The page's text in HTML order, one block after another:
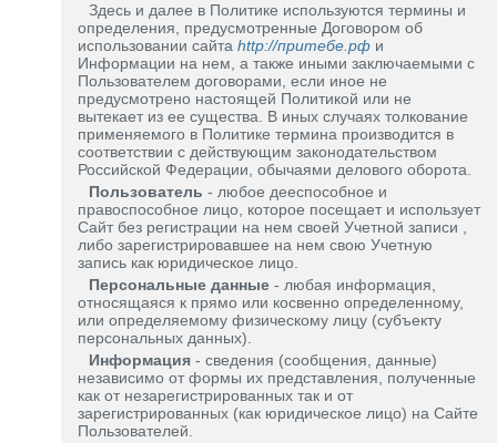
Здесь и далее в Политике используются термины и
определения, предусмотренные Договором об
использовании сайта http://притебе.рф и
Информации на нем, а также иными заключаемыми с
Пользователем договорами, если иное не
предусмотрено настоящей Политикой или не
вытекает из ее существа. В иных случаях толкование
применяемого в Политике термина производится в
соответствии с действующим законодательством
Российской Федерации, обычаями делового оборота.
Пользователь - любое дееспособное и
правоспособное лицо, которое посещает и использует
Сайт без регистрации на нем своей Учетной записи ,
либо зарегистрировавшее на нем свою Учетную
запись как юридическое лицо.
Персональные данные - любая информация,
относящаяся к прямо или косвенно определенному,
или определяемому физическому лицу (субъекту
персональных данных).
Информация - сведения (сообщения, данные)
независимо от формы их представления, полученные
как от незарегистрированных так и от
зарегистрированных (как юридическое лицо) на Сайте
Пользователей.